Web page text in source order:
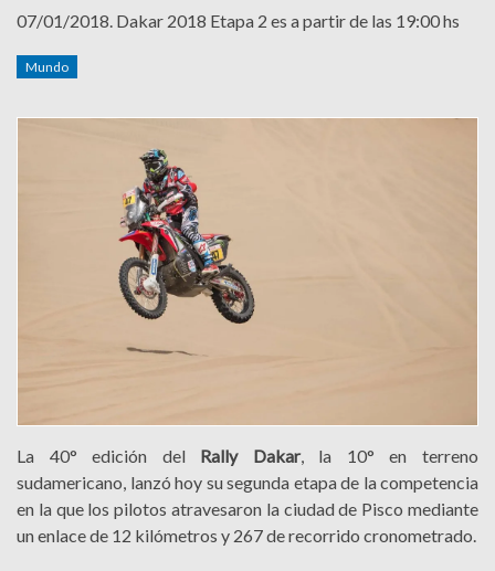
07/01/2018. Dakar 2018 Etapa 2 es a partir de las 19:00 hs
Mundo
La 40° edición del Rally Dakar, la 10° en terreno
sudamericano, lanzó hoy su segunda etapa de la competencia
en la que los pilotos atravesaron la ciudad de Pisco mediante
un enlace de 12 kilómetros y 267 de recorrido cronometrado.